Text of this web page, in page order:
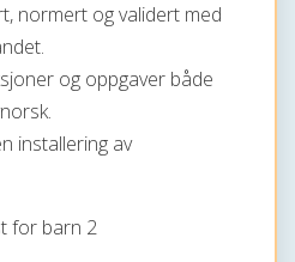
normert og validert med
og oppgaver både
installering av